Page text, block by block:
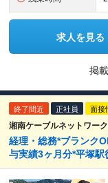
求人を見る
掲
終了間近 正社員 面接
湘南ケーブルネットワー
経理・総務*ブランク
与実績3ヶ月分*平塚駅